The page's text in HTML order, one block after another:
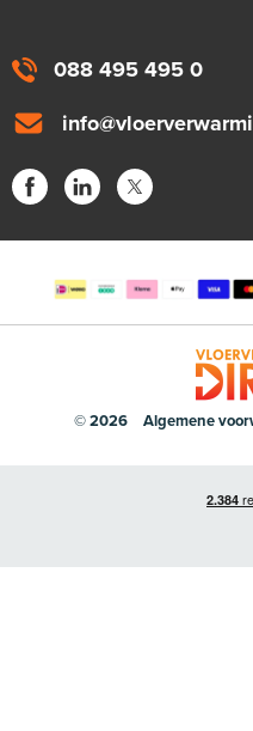
088 495 495 0
© 2026 Algemene